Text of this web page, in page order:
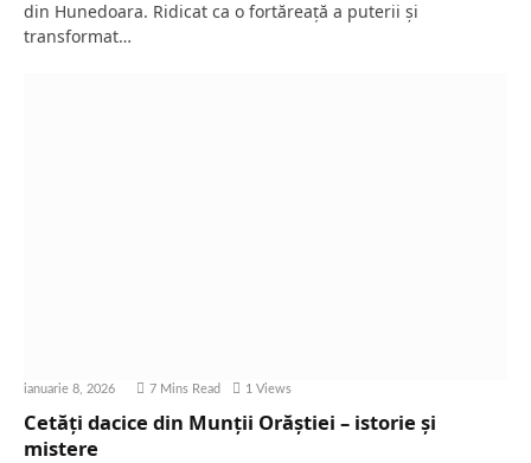
din Hunedoara. Ridicat ca o fortăreață a puterii și
transformat…
ianuarie 8, 2026 7 Mins Read 1 Views
Cetăți dacice din Munții Orăștiei – istorie și
mistere